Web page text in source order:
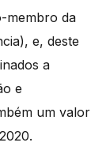
membro da
e, deste
a
e
um valor